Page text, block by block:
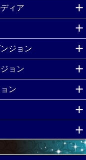
ィア
ジョン
ョン
ン